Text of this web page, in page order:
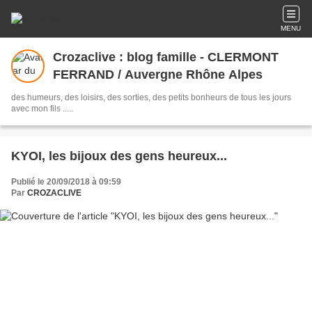
MENU
Crozaclive : blog famille - CLERMONT
FERRAND / Auvergne Rhône Alpes
des humeurs, des loisirs, des sorties, des petits bonheurs de tous les jours
avec mon fils .....
KYOI, les bijoux des gens heureux...
Publié le 20/09/2018 à 09:59
Par CROZACLIVE